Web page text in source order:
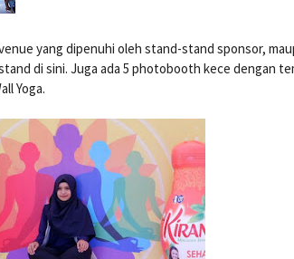
yang dipenuhi oleh stand-stand sponsor,
di sini. Juga ada 5 photobooth kece dengan
Yoga.